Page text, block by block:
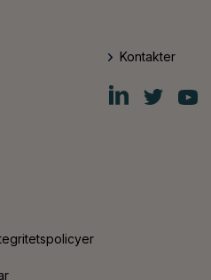
Kontakter
Fiskars
Group
Fiskars
Group
Fiskars
Group